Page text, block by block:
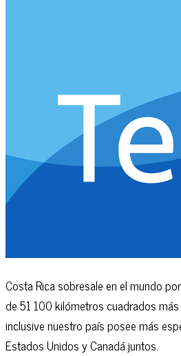
Costa Rica sobresale en el mundo
de 51 100 kilómetros cuadrados
inclusive nuestro país posee más
Estados Unidos y Canadá juntos.